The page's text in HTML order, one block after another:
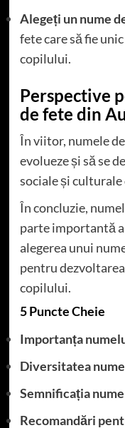
Alegeți un nume
fete care să fie
copilului.
Perspective
de fete din
În viitor, numele
evolueze și să se
sociale și culturale
În concluzie,
parte importantă
alegerea unui
pentru
copilului.
5 Puncte Cheie
Importanța
Diversitatea
Semnificația
Recomandări